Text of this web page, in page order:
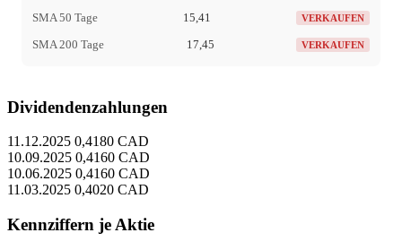
SMA 50 Tage 15,41 VERKAUFEN
SMA 200 Tage 17,45 VERKAUFEN
Dividendenzahlungen
11.12.2025 0,4180 CAD
10.09.2025 0,4160 CAD
10.06.2025 0,4160 CAD
11.03.2025 0,4020 CAD
Kennziffern je Aktie